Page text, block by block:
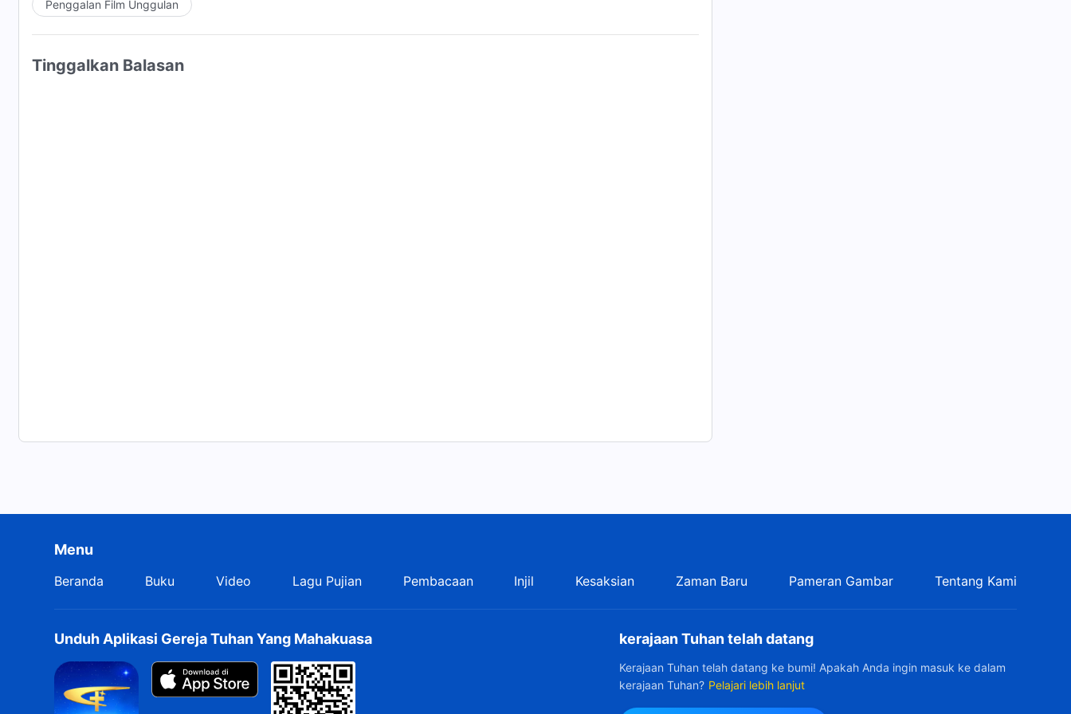
hanya ada jurang pemisah yang tak terjembatani. Ketika segala sesuatunya sampai pada titik ini, siapakah
yang mampu membalikkan kecenderungan semacam ini? Berapa banyakkah orang yang benar-benar mampu
diri dalam kegembiraan semata-mata karena diberkati, tidak ada yang dapat membayangkan betapa buruk
Penggalan Film Unggulan
Tinggalkan Balasan
Menu
Beranda Buku Video Lagu Pujian Pembacaan Injil Kesaksian Zaman Baru Pameran Gambar Tentang Kami
Unduh Aplikasi Gereja Tuhan Yang Mahakuasa kerajaan Tuhan telah datang
Kerajaan Tuhan telah datang ke bumi! Apakah Anda ingin masuk ke dalam
kerajaan Tuhan? Pelajari lebih lanjut